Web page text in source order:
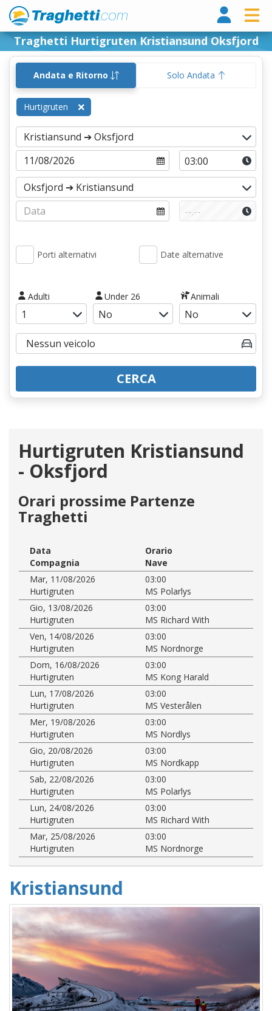
Traghetti Hurtigruten Kristiansund Oksfjord
Andata e Ritorno Solo Andata
Hurtigruten
Porti alternativi Date alternative
Adulti Under 26 Animali
CERCA
Hurtigruten Kristiansund
- Oksfjord
Orari prossime Partenze
Traghetti
Data
Orario
Compagnia
Nave
Mar, 11/08/2026
03:00
Hurtigruten
MS Polarlys
Gio, 13/08/2026
03:00
Hurtigruten
MS Richard With
Ven, 14/08/2026
03:00
Hurtigruten
MS Nordnorge
Dom, 16/08/2026
03:00
Hurtigruten
MS Kong Harald
Lun, 17/08/2026
03:00
Hurtigruten
MS Vesterålen
Mer, 19/08/2026
03:00
Hurtigruten
MS Nordlys
Gio, 20/08/2026
03:00
Hurtigruten
MS Nordkapp
Sab, 22/08/2026
03:00
Hurtigruten
MS Polarlys
Lun, 24/08/2026
03:00
Hurtigruten
MS Richard With
Mar, 25/08/2026
03:00
Hurtigruten
MS Nordnorge
Kristiansund